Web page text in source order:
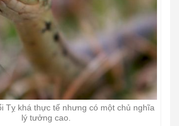
Tỵ khá thực tế nhưng có một chủ nghĩa
lý tưởng cao.